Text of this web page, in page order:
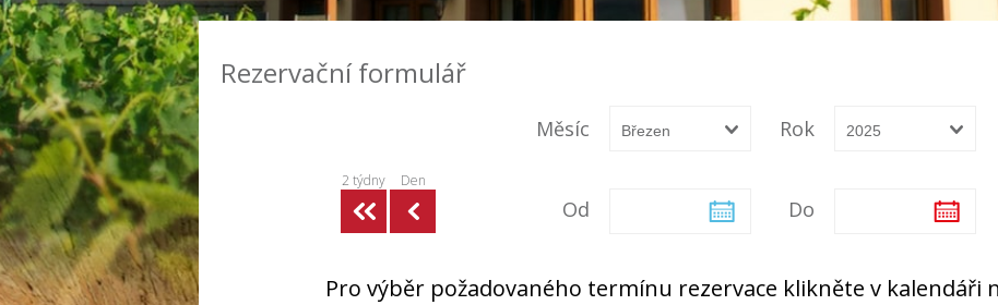
Rezervační formulář
Měsíc Rok
2 týdny Den
Od Do
Pro výběr požadovaného termínu rezervace klikněte v kalendáři